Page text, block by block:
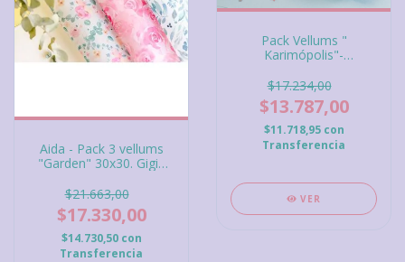
Aida - Pack 3 vellums
"Garden" 30x30. Gigis
$21.663,00
$17.330,00
$14.730,50 con
Transferencia
Pack Vellums "
Karimópolis"-
$17.234,00
$13.787,00
$11.718,95 con
Transferencia
VER